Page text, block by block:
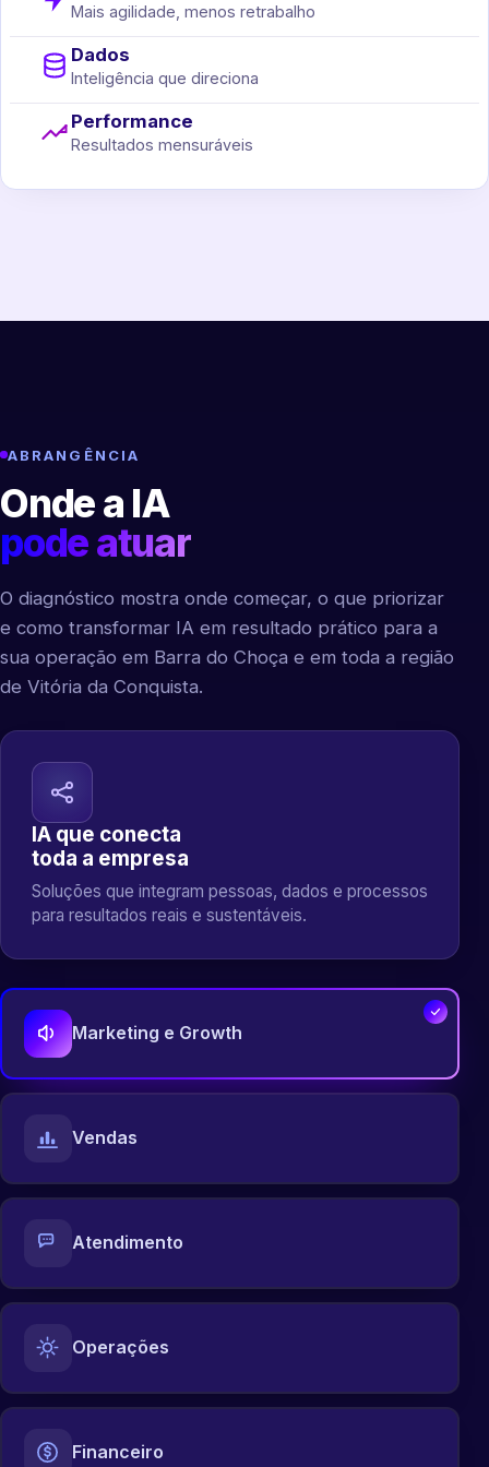
Mais agilidade, menos retrabalho
Dados
Inteligência que direciona
Performance
Resultados mensuráveis
ABRANGÊNCIA
Onde a IA
pode atuar
O diagnóstico mostra onde começar, o que priorizar
e como transformar IA em resultado prático para a
sua operação em Barra do Choça e em toda a região
de Vitória da Conquista.
IA que conecta
toda a empresa
Soluções que integram pessoas, dados e processos
para resultados reais e sustentáveis.
Marketing e Growth
Vendas
Atendimento
Operações
Financeiro